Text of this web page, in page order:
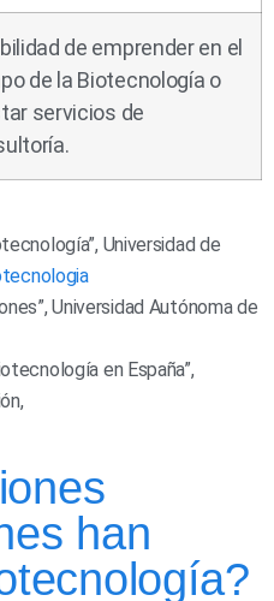
de emprender en el
de la Biotecnología o
servicios de
Universidad de
Universidad Autónoma de
en España”,
han